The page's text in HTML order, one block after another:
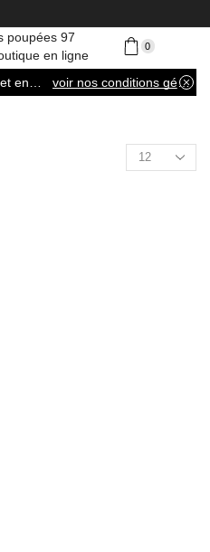
0
voir nos conditions générales de vente